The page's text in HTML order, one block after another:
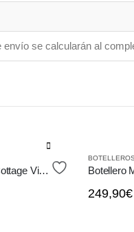
se calcularán al
Botellero Madera Abeto MDF Metal, Cottage Vintage Retro
BOTELLEROS
249,90€